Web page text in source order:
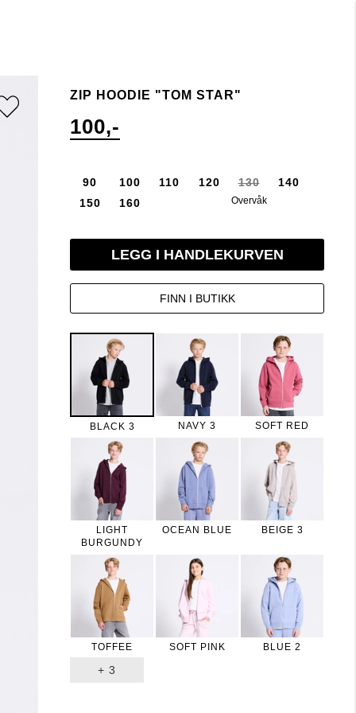
ZIP HOODIE "TOM STAR"
100,-
90 100 110 120 130
Overvåk
140
150
160
LEGG I HANDLEKURVEN
FINN I BUTIKK
BLACK 3 NAVY 3 SOFT RED
LIGHT
BURGUNDY
OCEAN BLUE BEIGE 3
TOFFEE SOFT PINK BLUE 2
+ 3